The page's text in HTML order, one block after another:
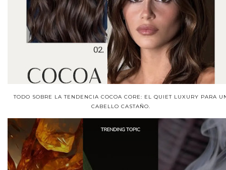
TODO SOBRE LA TENDENCIA COCOA CORE: EL QUIET LUXURY PARA
CABELLO CASTAÑO.